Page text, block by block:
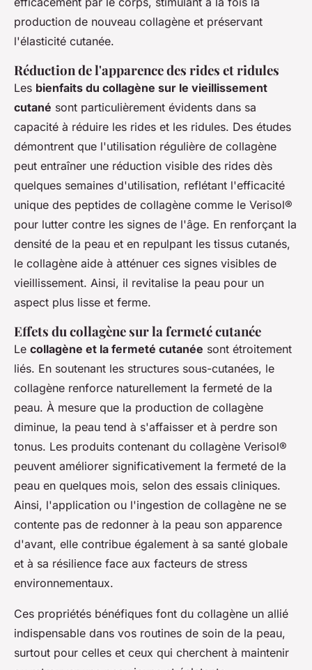
production de nouveau collagène et préservant
l'élasticité cutanée.
Réduction de l'apparence des rides et ridules
Les bienfaits du collagène sur le vieillissement
cutané sont particulièrement évidents dans sa
capacité à réduire les rides et les ridules. Des études
démontrent que l'utilisation régulière de collagène
peut entraîner une réduction visible des rides dès
quelques semaines d'utilisation, reflétant l'efficacité
unique des peptides de collagène comme le Verisol®
pour lutter contre les signes de l'âge. En renforçant la
densité de la peau et en repulpant les tissus cutanés,
le collagène aide à atténuer ces signes visibles de
vieillissement. Ainsi, il revitalise la peau pour un
aspect plus lisse et ferme.
Effets du collagène sur la fermeté cutanée
Le collagène et la fermeté cutanée sont étroitement
liés. En soutenant les structures sous-cutanées, le
collagène renforce naturellement la fermeté de la
peau. À mesure que la production de collagène
diminue, la peau tend à s'affaisser et à perdre son
tonus. Les produits contenant du collagène Verisol®
peuvent améliorer significativement la fermeté de la
peau en quelques mois, selon des essais cliniques.
Ainsi, l'application ou l'ingestion de collagène ne se
contente pas de redonner à la peau son apparence
d'avant, elle contribue également à sa santé globale
et à sa résilience face aux facteurs de stress
environnementaux.
Ces propriétés bénéfiques font du collagène un allié
indispensable dans vos routines de soin de la peau,
surtout pour celles et ceux qui cherchent à maintenir